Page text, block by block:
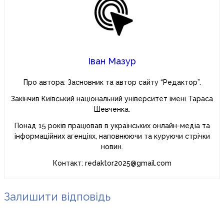
Іван Мазур
Про автора: Засновник та автор сайту “Редактор”.
Закінчив Київський національний університет імені Тараса
Шевченка.
Понад 15 років працював в українських онлайн-медіа та
інформаційних агенціях, наповнюючи та куруючи стрічки
новин.
Контакт: redaktor2025@gmail.com
Залишити відповідь